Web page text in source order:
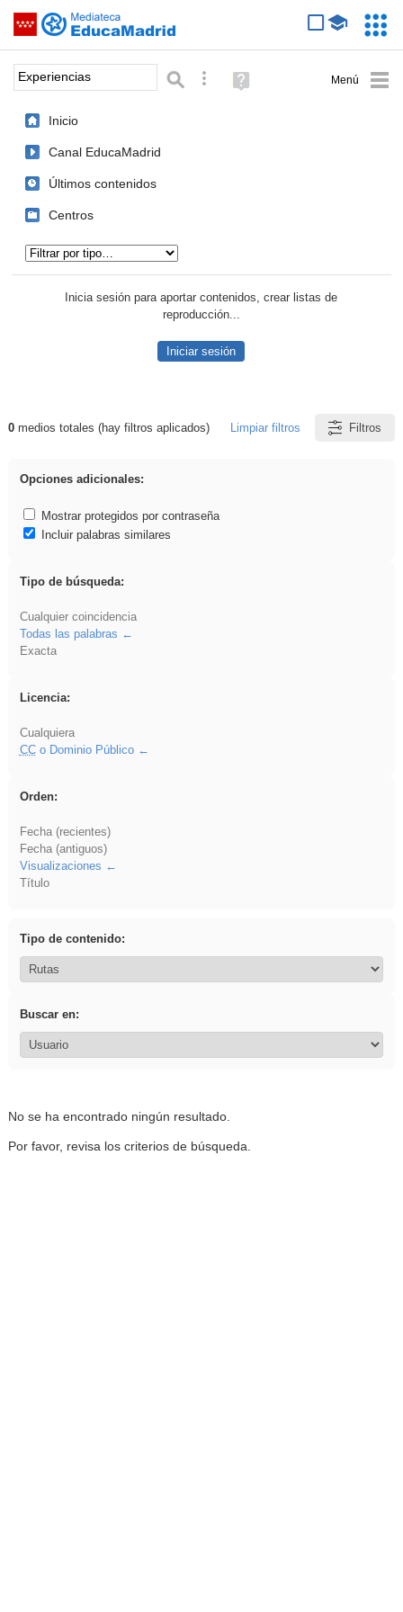
Saltar navegación
Palabra o frase: Búsqueda avanzada
Ayuda
(en
Inicio
Canal EducaMadrid
Últimos contenidos
Centros
Inicia sesión para aportar contenidos, crear listas de
reproducción...
Iniciar sesión
Resultados de: Experiencias
0medios totales (hay filtros aplicados) Limpiar filtros Filtros
Opciones adicionales:
Mostrar protegidos por contraseña
Incluir palabras similares
Tipo de búsqueda:
Cualquier coincidencia
Todas las palabras
Exacta
Licencia:
Cualquiera
CCo Dominio Público
Orden:
Fecha (recientes)
Fecha (antiguos)
Visualizaciones
Título
Tipo de contenido:
Buscar en:
No se ha encontrado ningún resultado.
Por favor, revisa los criterios de búsqueda.